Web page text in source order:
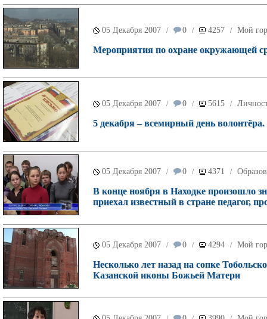
05 Декабря 2007 / 0 / 4257 / Мой
Мероприятия по охране окружающей
05 Декабря 2007 / 0 / 5615 /
5 декабря – всемирный день волонтёра.
05 Декабря 2007 / 0 / 4371 /
В конце ноября в Находке произошло
приехал известный в стране педагог,
05 Декабря 2007 / 0 / 4294 / Мой
Несколько лет назад на сопке
Казанской иконы Божьей Матери